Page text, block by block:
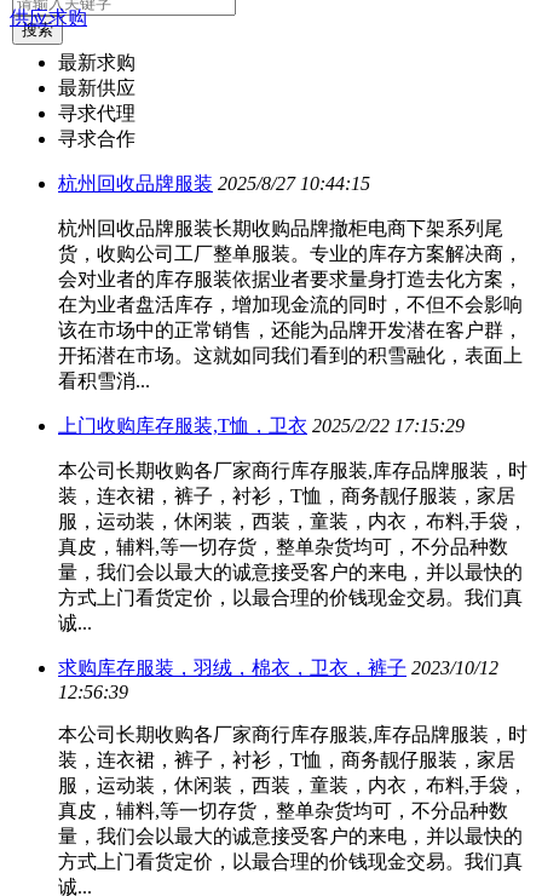
搜索
供应求购
最新求购
最新供应
寻求代理
寻求合作
杭州回收品牌服装 2025/8/27 10:44:15
杭州回收品牌服装长期收购品牌撤柜电商下架系列尾
货，收购公司工厂整单服装。专业的库存方案解决商，
会对业者的库存服装依据业者要求量身打造去化方案，
在为业者盘活库存，增加现金流的同时，不但不会影响
该在市场中的正常销售，还能为品牌开发潜在客户群，
开拓潜在市场。这就如同我们看到的积雪融化，表面上
看积雪消...
上门收购库存服装,T恤，卫衣 2025/2/22 17:15:29
本公司长期收购各厂家商行库存服装,库存品牌服装，时
装，连衣裙，裤子，衬衫，T恤，商务靓仔服装，家居
服，运动装，休闲装，西装，童装，内衣，布料,手袋，
真皮，辅料,等一切存货，整单杂货均可，不分品种数
量，我们会以最大的诚意接受客户的来电，并以最快的
方式上门看货定价，以最合理的价钱现金交易。我们真
诚...
求购库存服装，羽绒，棉衣，卫衣，裤子 2023/10/12
12:56:39
本公司长期收购各厂家商行库存服装,库存品牌服装，时
装，连衣裙，裤子，衬衫，T恤，商务靓仔服装，家居
服，运动装，休闲装，西装，童装，内衣，布料,手袋，
真皮，辅料,等一切存货，整单杂货均可，不分品种数
量，我们会以最大的诚意接受客户的来电，并以最快的
方式上门看货定价，以最合理的价钱现金交易。我们真
诚...